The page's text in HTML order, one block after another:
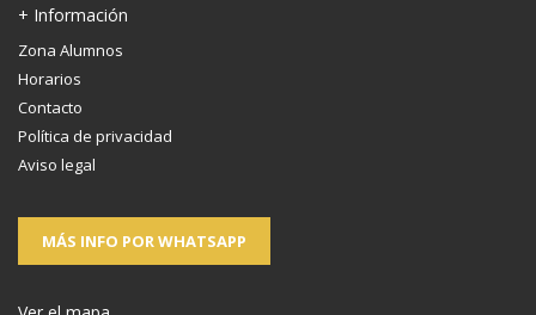
+ Información
Zona Alumnos
Horarios
Contacto
Política de privacidad
Aviso legal
MÁS INFO POR WHATSAPP